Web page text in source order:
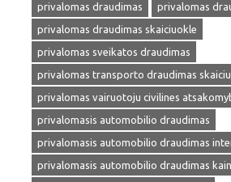
privalomas draudimas
privalomas
privalomas draudimas skaiciuokle
privalomas sveikatos draudimas
privalomas transporto draudimas
privalomas vairuotoju civilines
privalomasis automobilio draudimas
privalomasis automobilio draudimas
privalomasis automobilio draudimas